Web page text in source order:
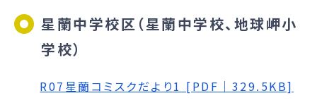
星蘭中学校区（星蘭中学校、地球岬小
学校）
R07星蘭コミスクだより1 [PDF｜329.5KB]